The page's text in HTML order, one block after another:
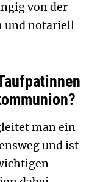
von der
und notariell
man ein
und ist